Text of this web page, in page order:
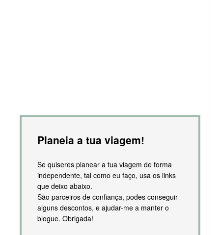
Planeia a tua viagem!
Se quiseres planear a tua viagem de forma
independente, tal como eu faço, usa os links
que deixo abaixo.
São parceiros de confiança, podes conseguir
alguns descontos, e ajudar-me a manter o
blogue. Obrigada!